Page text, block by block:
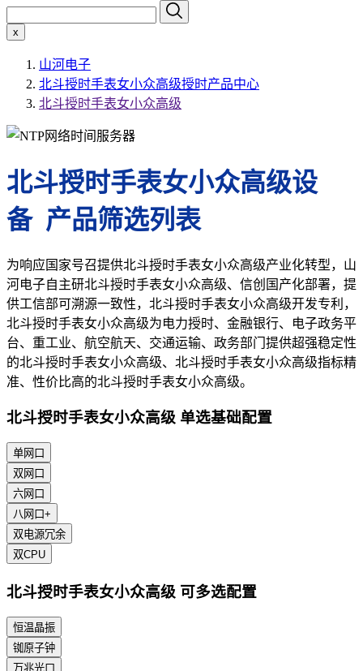
x
山河电子
北斗授时手表女小众高级授时产品中心
北斗授时手表女小众高级
北斗授时手表女小众高级设
备 产品筛选列表
为响应国家号召提供北斗授时手表女小众高级产业化转型，山
河电子自主研北斗授时手表女小众高级、信创国产化部署，提
供工信部可溯源一致性，北斗授时手表女小众高级开发专利，
北斗授时手表女小众高级为电力授时、金融银行、电子政务平
台、重工业、航空航天、交通运输、政务部门提供超强稳定性
的北斗授时手表女小众高级、北斗授时手表女小众高级指标精
准、性价比高的北斗授时手表女小众高级。
北斗授时手表女小众高级 单选基础配置
单网口
双网口
六网口
八网口+
双电源冗余
双CPU
北斗授时手表女小众高级 可多选配置
恒温晶振
铷原子钟
万兆光口